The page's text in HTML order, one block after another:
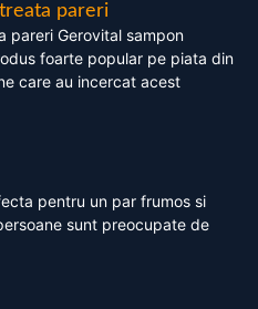
pareri
pareri Gerovital sampon
foarte popular pe piata din
care au incercat acest
pentru un par frumos si
sunt preocupate de